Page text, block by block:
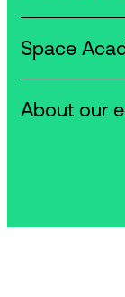
Space
About our